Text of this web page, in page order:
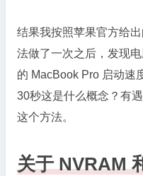
结果我按照苹果官方给
法做了一次之后，发现
的 MacBook Pro 启动速
30秒这是什么概念？有
这个方法。
关于 NVRAM